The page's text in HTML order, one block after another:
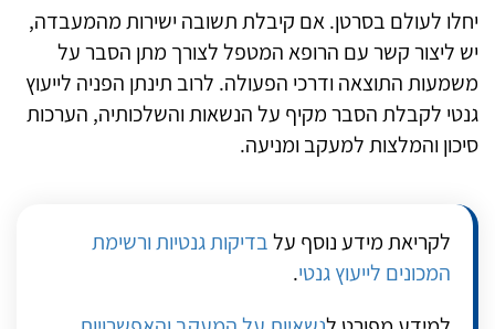
יחלו לעולם בסרטן.אם קיבלת תשובה ישירות מהמעבדה,
יש ליצור קשר עם הרופא המטפל לצורך מתן הסבר על
משמעות התוצאה ודרכי הפעולה. לרוב תינתן הפניה לייעוץ
גנטי לקבלת הסבר מקיף על הנשאות והשלכותיה, הערכות
סיכון והמלצות למעקב ומניעה.
לקריאת מידע נוסף עלבדיקות גנטיות ורשימת
המכונים לייעוץ גנטי.